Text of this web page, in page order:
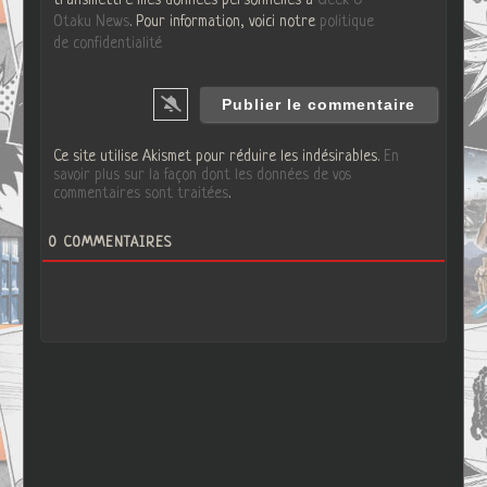
Otaku News. Pour information, voici notre politique
de confidentialité
Ce site utilise Akismet pour réduire les indésirables. En
savoir plus sur la façon dont les données de vos
commentaires sont traitées.
0 COMMENTAIRES